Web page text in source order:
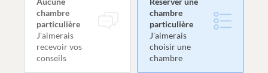
chambre
particulière
J'aimerais
recevoir vos
conseils
chambre
particulière
J'aimerais
choisir une
chambre